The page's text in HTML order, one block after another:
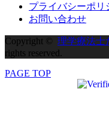
プライバシーポリ
お問い合わせ
Copyright © 理学療法士
rights reserved.
PAGE TOP